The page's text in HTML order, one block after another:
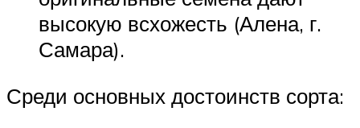
высокую всхожесть (Алена, г.
Самара).
Среди основных достоинств сорта: